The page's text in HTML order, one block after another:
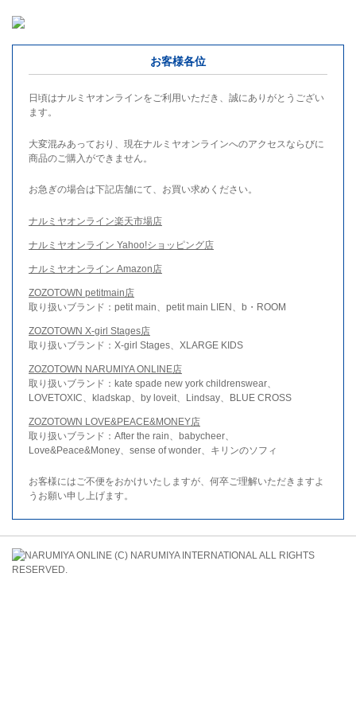
お客様各位
日頃はナルミヤオンラインをご利用いただき、誠にありがとうござい
ます。
大変混みあっており、現在ナルミヤオンラインへのアクセスならびに
商品のご購入ができません。
お急ぎの場合は下記店舗にて、お買い求めください。
ナルミヤオンライン楽天市場店
ナルミヤオンライン Yahoo!ショッピング店
ナルミヤオンライン Amazon店
ZOZOTOWN petitmain店
取り扱いブランド：petit main、petit main LIEN、b・ROOM
ZOZOTOWN X-girl Stages店
取り扱いブランド：X-girl Stages、XLARGE KIDS
ZOZOTOWN NARUMIYA ONLINE店
取り扱いブランド：kate spade new york childrenswear、
LOVETOXIC、kladskap、by loveit、Lindsay、BLUE CROSS
ZOZOTOWN LOVE&PEACE&MONEY店
取り扱いブランド：After the rain、babycheer、
Love&Peace&Money、sense of wonder、キリンのソフィ
お客様にはご不便をおかけいたしますが、何卒ご理解いただきますよ
うお願い申し上げます。